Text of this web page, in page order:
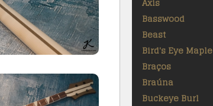
Basswood
Beast
Bird's Eye Maple
Braços
Braúna
Buckeye Burl